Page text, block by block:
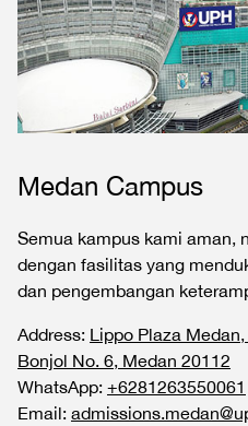
Medan Campus
Semua kampus kami aman,
dengan fasilitas yang
dan pengembangan
Address: Lippo Plaza
Bonjol No. 6, Medan 20112
WhatsApp: +6281263550061
Email: